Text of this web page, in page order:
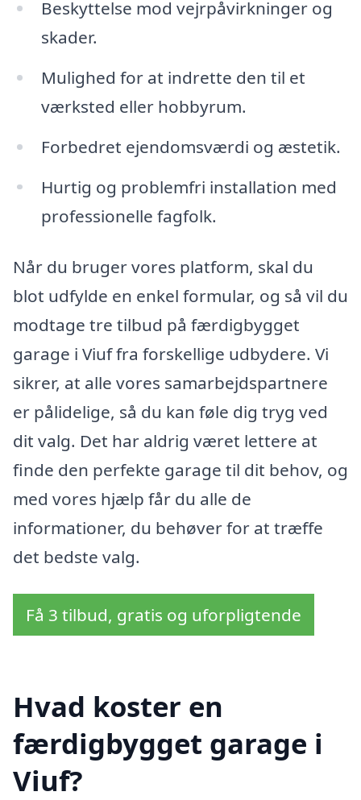
Beskyttelse mod vejrpåvirkninger og
skader.
Mulighed for at indrette den til et
værksted eller hobbyrum.
Forbedret ejendomsværdi og æstetik.
Hurtig og problemfri installation med
professionelle fagfolk.
Når du bruger vores platform, skal du
blot udfylde en enkel formular, og så vil du
modtage tre tilbud på færdigbygget
garage i Viuf fra forskellige udbydere. Vi
sikrer, at alle vores samarbejdspartnere
er pålidelige, så du kan føle dig tryg ved
dit valg. Det har aldrig været lettere at
finde den perfekte garage til dit behov, og
med vores hjælp får du alle de
informationer, du behøver for at træffe
det bedste valg.
Få 3 tilbud, gratis og uforpligtende
Hvad koster en
færdigbygget garage i
Viuf?